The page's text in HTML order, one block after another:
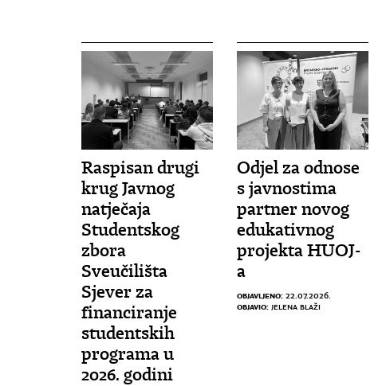
Raspisan drugi
krug Javnog
natječaja
Studentskog
zbora
Sveučilišta
Sjever za
financiranje
studentskih
programa u
2026. godini
Odjel za odnose
s javnostima
partner novog
edukativnog
projekta HUOJ-
a
OBJAVLJENO: 22.07.2026.
OBJAVIO: JELENA BLAŽI